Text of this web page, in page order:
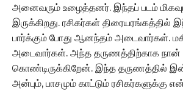
அனைவரும் உழைத்தனர். இந்தப் படம்
இருக்கிறது. ரசிகர்கள் திரையரங்கத்தில்
பார்க்கும் போது ஆனந்தம் அடைவார்கள்.
அடைவார்கள். அந்த தருணத்திற்காக நான்
கொண்டிருக்கிறேன். இந்த தருணத்தில்
அன்பும், பாசமும் காட்டும் ரசிகர்களுக்கு